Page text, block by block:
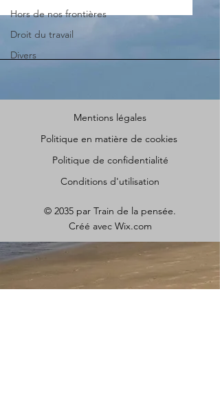
Hors de nos frontières
Droit du travail
Divers
Mentions légales
Politique en matière de cookies
Politique de confidentialité
Conditions d'utilisation
© 2035 par Train de la pensée.
Créé avec Wix.com